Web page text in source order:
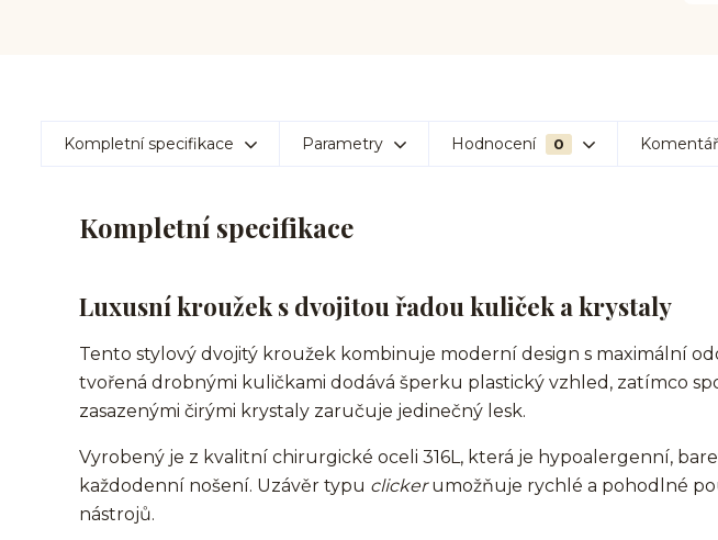
Kompletní specifikace Parametry Hodnocení 0
Kompletní specifikace
Luxusní kroužek s dvojitou řadou kuliček a krystaly
Tento stylový dvojitý kroužek kombinuje moderní design s maximální
tvořená drobnými kuličkami dodává šperku plastický vzhled, zatímco
zasazenými čirými krystaly zaručuje jedinečný lesk.
Vyrobený je z kvalitní chirurgické oceli 316L, která je hypoalergenní,
každodenní nošení. Uzávěr typu clickerumožňuje rychlé a pohodlné
nástrojů.